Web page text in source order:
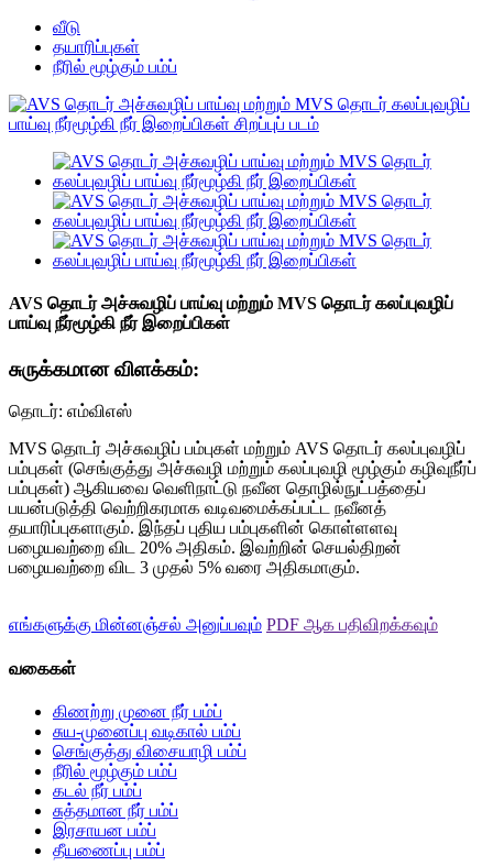
வீடு
தயாரிப்புகள்
நீரில் மூழ்கும் பம்ப்
AVS தொடர் அச்சுவழிப் பாய்வு மற்றும் MVS தொடர் கலப்புவழிப்
பாய்வு நீர்மூழ்கி நீர் இறைப்பிகள்
சுருக்கமான விளக்கம்:
தொடர்: எம்விஎஸ்
MVS தொடர் அச்சுவழிப் பம்புகள் மற்றும் AVS தொடர் கலப்புவழிப்
பம்புகள் (செங்குத்து அச்சுவழி மற்றும் கலப்புவழி மூழ்கும் கழிவுநீர்ப்
பம்புகள்) ஆகியவை வெளிநாட்டு நவீன தொழில்நுட்பத்தைப்
பயன்படுத்தி வெற்றிகரமாக வடிவமைக்கப்பட்ட நவீனத்
தயாரிப்புகளாகும். இந்தப் புதிய பம்புகளின் கொள்ளளவு
பழையவற்றை விட 20% அதிகம். இவற்றின் செயல்திறன்
பழையவற்றை விட 3 முதல் 5% வரை அதிகமாகும்.
எங்களுக்கு மின்னஞ்சல் அனுப்பவும் PDF ஆக பதிவிறக்கவும்
வகைகள்
கிணற்று முனை நீர் பம்ப்
சுய-முனைப்பு வடிகால் பம்ப்
செங்குத்து விசையாழி பம்ப்
நீரில் மூழ்கும் பம்ப்
கடல் நீர் பம்ப்
சுத்தமான நீர் பம்ப்
இரசாயன பம்ப்
தீயணைப்பு பம்ப்